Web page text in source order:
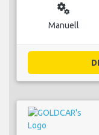
miscellaneous_services
Manuell